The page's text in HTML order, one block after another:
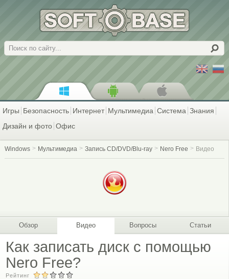
Поиск
Игры Безопасность Интернет Мультимедиа Система Знания
Дизайн и фото Офис
Windows Мультимедиа Запись CD/DVD/Blu-ray Nero Free Видео
Обзор Видео Вопросы Статьи
Как записать диск с помощью
Nero Free?
Рейтинг